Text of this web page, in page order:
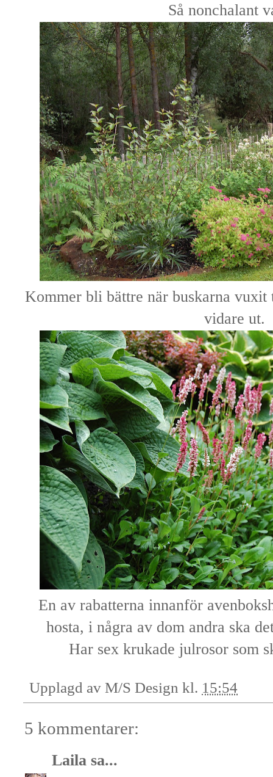
Så nonchalant
Kommer bli bättre när buskarna
vidare ut.
En av rabatterna innanför
hosta, i några av dom andra ska
Har sex krukade julrosor som
Upplagd av M/S Design kl. 15:54
5 kommentarer:
Laila sa...